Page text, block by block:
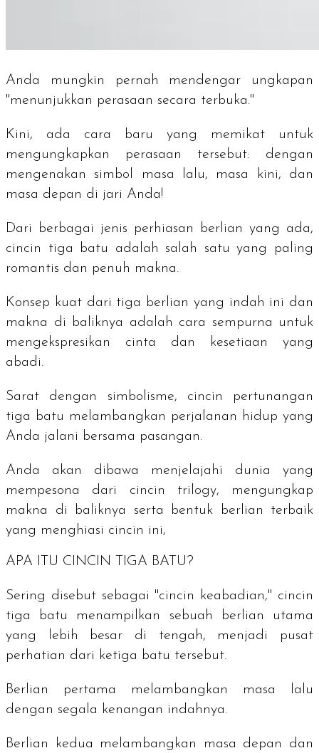
Anda mungkin pernah mendengar ungkapan
"menunjukkan perasaan secara terbuka."
Kini, ada cara baru yang memikat untuk
mengungkapkan perasaan tersebut: dengan
mengenakan simbol masa lalu, masa kini, dan
masa depan di jari Anda!
Dari berbagai jenis perhiasan berlian yang ada,
cincin tiga batu adalah salah satu yang paling
romantis dan penuh makna.
Konsep kuat dari tiga berlian yang indah ini dan
makna di baliknya adalah cara sempurna untuk
mengekspresikan cinta dan kesetiaan yang
abadi.
Sarat dengan simbolisme, cincin pertunangan
tiga batu melambangkan perjalanan hidup yang
Anda jalani bersama pasangan.
Anda akan dibawa menjelajahi dunia yang
mempesona dari cincin trilogy, mengungkap
makna di baliknya serta bentuk berlian terbaik
yang menghiasi cincin ini,
APA ITU CINCIN TIGA BATU?
Sering disebut sebagai "cincin keabadian," cincin
tiga batu menampilkan sebuah berlian utama
yang lebih besar di tengah, menjadi pusat
perhatian dari ketiga batu tersebut.
Berlian pertama melambangkan masa lalu
dengan segala kenangan indahnya.
Berlian kedua melambangkan masa depan dan